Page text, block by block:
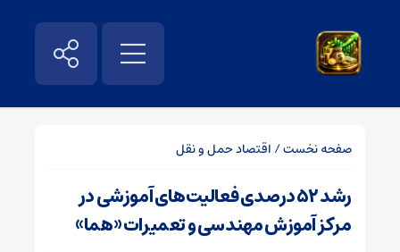
صفحه نخست/ اقتصاد حمل و نقل
رشد ۵۲ درصدی فعالیت‌های آموزشی در
مرکز آموزش مهندسی و تعمیرات «هما»